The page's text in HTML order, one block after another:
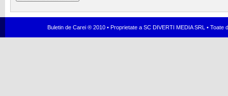
Buletin de Carei ® 2010 • Proprietate a SC DIVERTI MEDIA SRL •